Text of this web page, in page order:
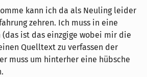
kann ich da als Neuling leider
zehren. Ich muss in eine
ist das einzgige wobei mir die
Quelltext zu verfassen der
muss um hinterher eine hübsche